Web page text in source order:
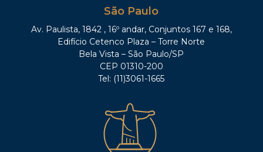
São Paulo
Av. Paulista, 1842 , 16º andar, Conjuntos 167 e 168,
Edifício Cetenco Plaza – Torre Norte
Bela Vista – São Paulo/SP
CEP 01310-200
Tel: (11)3061-1665